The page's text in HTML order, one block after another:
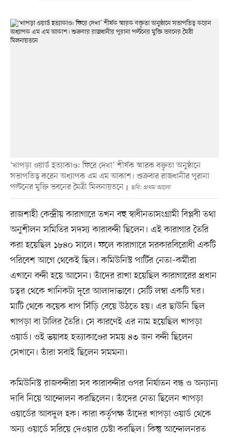
‘খাপড়া ওয়ার্ড হত্যাকাণ্ড: ফিরে দেখা’ শীর্ষক স্মারক বক্তৃতা অনুষ্ঠানে
সভাপতিত্ব করেন অধ্যাপক এম এম আকাশ। শুক্রবার রাজধানীর পুরানা
পল্টনের মুক্তি ভবনের মৈত্রী মিলনায়তনে
ছবি: প্রথম আলো
রাজশাহী কেন্দ্রীয় কারাগারে তখন বহু স্বাধীনতাসংগ্রামী বিপ্লবী তথা
অনুশীলন সমিতির সদস্য কারাবন্দী ছিলেন। এই কারাগার তৈরি
করা হয়েছিল ১৮৪০ সালে। ফলে কারাগারে সরকারবিরোধী একটি
পরিবেশ আগে থেকেই ছিল। কমিউনিস্ট পার্টির নেতা–কর্মীরা
এখানে বন্দী হয়ে আসেন। তাঁদের রাখা হয়েছিল কারাগারের প্রধান
চত্বর থেকে খানিকটা দূরে আলাদাভাবে। সেটি লম্বা একটি ঘর।
মাটি থেকে কয়েক ধাপ সিঁড়ি বেয়ে উঠতে হয়। এর ছাউনি ছিল
খাপড়া বা টালির তৈরি। সে কারণেই এর নাম হয়েছিল খাপড়া
ওয়ার্ড। ওই ভয়াবহ হত্যাকাণ্ডের সময় ৪৩ জন বন্দী ছিলেন
সেখানে। তাঁরা সবাই ছিলেন সমমনা।
কমিউনিস্ট রাজবন্দীরা সব কারাবন্দীর ওপর নির্যাতন বন্ধ ও অন্যান্য
দাবি নিয়ে আন্দোলন করছিলেন। তাঁদের নেতা ছিলেন খাপড়া
ওয়ার্ডের আবদুল হক। কারা কর্তৃপক্ষ তাঁদের খাপড়া ওয়ার্ড থেকে
অন্য ওয়ার্ডে সরিয়ে দেওয়ার চেষ্টা করছিল। কিন্তু আন্দোলনরত